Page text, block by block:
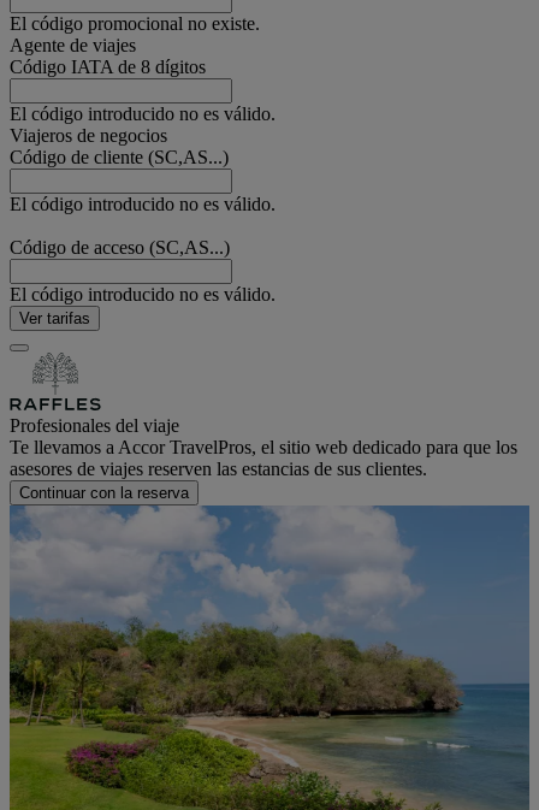
El código promocional no existe.
Agente de viajes
Código IATA de 8 dígitos
El código introducido no es válido.
Viajeros de negocios
Código de cliente (SC,AS...)
El código introducido no es válido.
Código de acceso (SC,AS...)
El código introducido no es válido.
Ver tarifas
Profesionales del viaje
Te llevamos a Accor TravelPros, el sitio web dedicado para que los
asesores de viajes reserven las estancias de sus clientes.
Continuar con la reserva